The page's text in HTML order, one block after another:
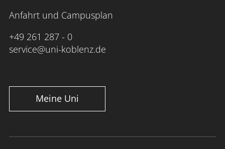
Anfahrt und Campusplan
+49 261 287 - 0
service@uni-koblenz.de
Meine Uni